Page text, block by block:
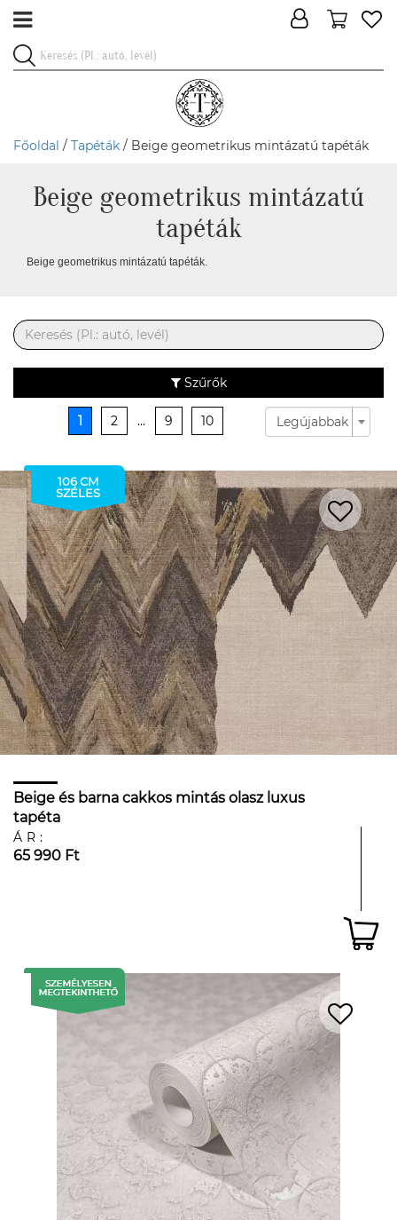
Főoldal / Tapéták / Beige geometrikus mintázatú tapéták
Beige geometrikus mintázatú
tapéták
Beige geometrikus mintázatú tapéták.
Szűrők
1 2 ... 9 10 Legújabbak
106 CM
SZÉLES
Beige és barna cakkos mintás olasz luxus
tapéta
ÁR:
65 990 Ft